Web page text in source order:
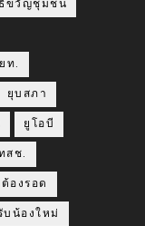
ขวัญชุมชน
ยท.
ยุบสภา
ยูโอบี
สช.
องรอด
บน้องใหม่